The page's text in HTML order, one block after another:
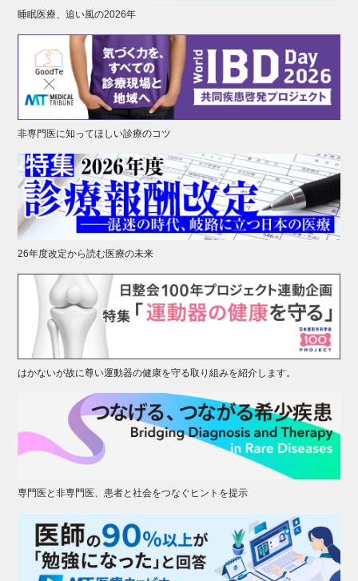
睡眠医療、追い風の2026年
非専門医に知ってほしい診療のコツ
26年度改定から読む医療の未来
はかないが故に尊い運動器の健康を守る取り組みを紹介します。
専門医と非専門医、患者と社会をつなぐヒントを提示